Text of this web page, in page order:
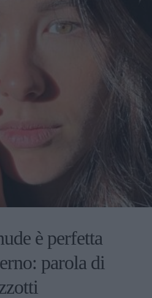
è perfetta
parola di